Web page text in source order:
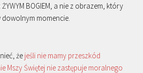
BOGIEM, a nie z obrazem, który
momencie.
że jeśli nie mamy przeszkód
Mszy Świętej nie zastępuje moralnego